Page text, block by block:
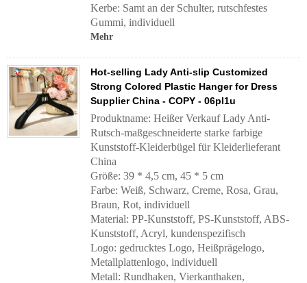
Kerbe: Samt an der Schulter, rutschfestes
Gummi, individuell
Mehr
Hot-selling Lady Anti-slip Customized
Strong Colored Plastic Hanger for Dress
Supplier China - COPY - 06pl1u
Produktname: Heißer Verkauf Lady Anti-
Rutsch-maßgeschneiderte starke farbige
Kunststoff-Kleiderbügel für Kleiderlieferant
China
Größe: 39 * 4,5 cm, 45 * 5 cm
Farbe: Weiß, Schwarz, Creme, Rosa, Grau,
Braun, Rot, individuell
Material: PP-Kunststoff, PS-Kunststoff, ABS-
Kunststoff, Acryl, kundenspezifisch
Logo: gedrucktes Logo, Heißprägelogo,
Metallplattenlogo, individuell
Metall: Rundhaken, Vierkanthaken,